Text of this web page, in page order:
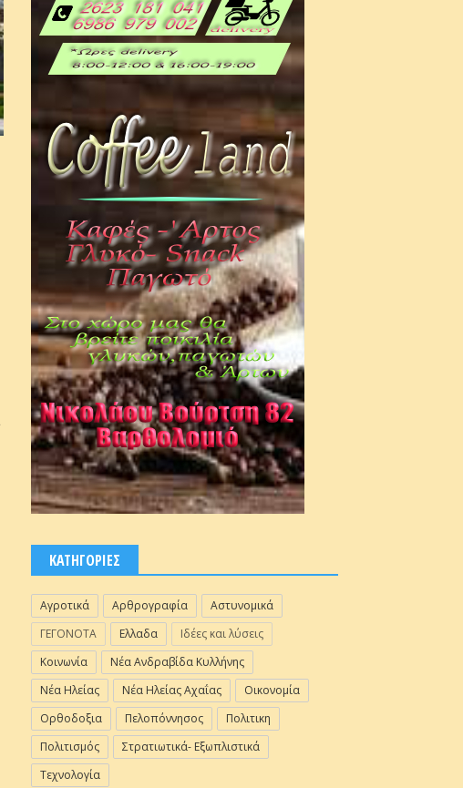
ΚΑΤΗΓΟΡΙΕΣ
Αγροτικά Αρθρογραφία
Αστυνομικά
ΓΕΓΟΝΟΤΑ
Ελλαδα
Ιδέες και λύσεις
Κοινωνία
Νέα Ανδραβίδα Κυλλήνης
Νέα Ηλείας
Νέα Ηλείας Αχαΐας
Οικονομία
Ορθοδοξια
Πελοπόννησος
Πολιτικη
Πολιτισμός
Στρατιωτικά- Εξωπλιστικά
Τεχνολογία